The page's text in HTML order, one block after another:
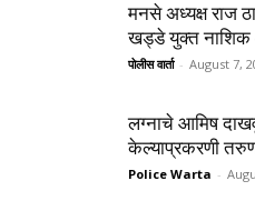
मनसे अध्यक्ष राज
खड्डे युक्त नाशिक
पोलीस वार्ता - August 7,
लग्नाचे आमिष
केल्याप्रकरणी
Police Warta -